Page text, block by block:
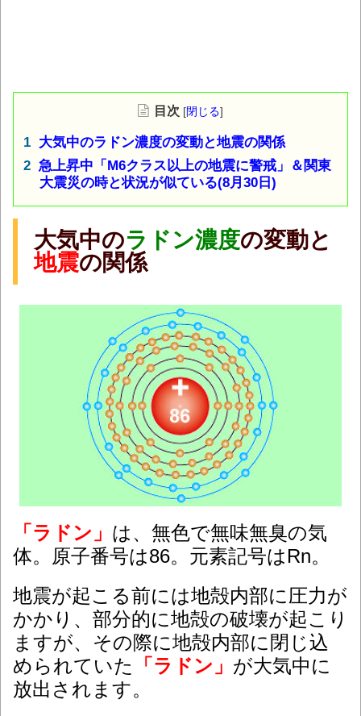
目次 [閉じる]
大気中のラドン濃度の変動と地震の関係
急上昇中「M6クラス以上の地震に警戒」＆関東
大震災の時と状況が似ている(8月30日)
大気中のラドン濃度の変動と
地震の関係
「ラドン」 は、無色で無味無臭の気
体。原子番号は86。元素記号はRn。
地震が起こる前には地殻内部に圧力が
かかり、部分的に地殻の破壊が起こり
ますが、その際に地殻内部に閉じ込
められていた
「ラドン」 が大気中に
放出されます。